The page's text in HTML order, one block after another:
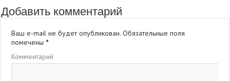
Добавить комментарий
Ваш e-mail не будет опубликован. Обязательные поля
помечены *
Комментарий